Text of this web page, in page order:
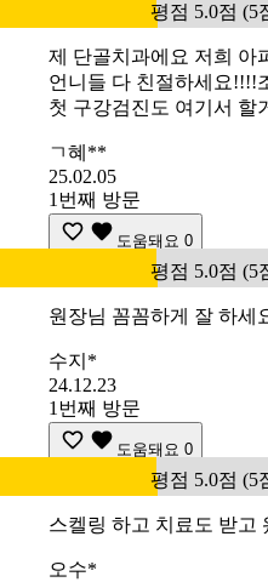
평점 5.0점 (5
제 단골치과에요 저희 아
언니들 다 친절하세요!!!!
첫 구강검진도 여기서 할
ㄱ혜**
25.02.05
1번째 방문
도움돼요 0
평점 5.0점 (5
원장님 꼼꼼하게 잘 하세
수지*
24.12.23
1번째 방문
도움돼요 0
평점 5.0점 (5
스켈링 하고 치료도 받고
오수*